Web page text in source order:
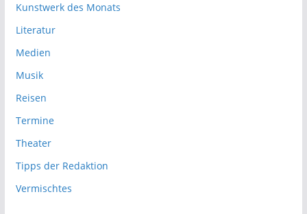
Kunstwerk des Monats
Literatur
Medien
Musik
Reisen
Termine
Theater
Tipps der Redaktion
Vermischtes